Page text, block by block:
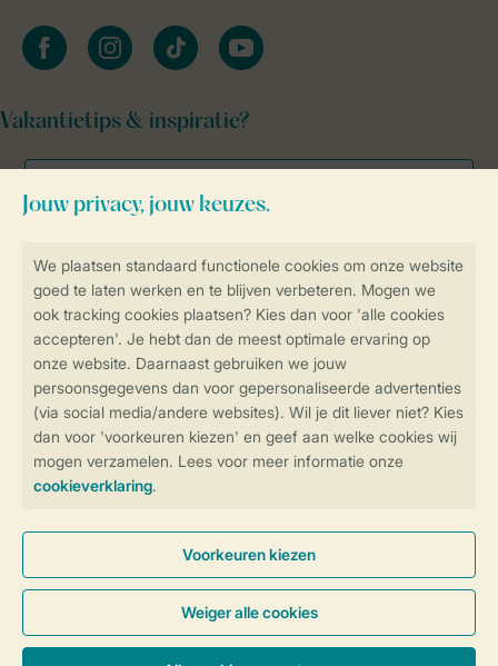
Controle over jouw gegevens &
Instellingen wijzigen
Veilig en snel online boeken
Veilige gegevensoverdracht
Veilige betaling
facebookinstagramtiktok youtube
Vakantietips & inspiratie?
Algemene Voorwaarden Privacy Notice Cookies en banners